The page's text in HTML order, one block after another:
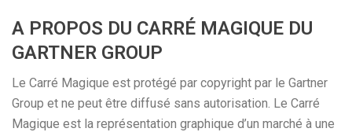
A PROPOS DU CARRÉ MAGIQUE DU
GARTNER GROUP
Le Carré Magique est protégé par copyright par le Gartner
Group et ne peut être diffusé sans autorisation. Le Carré
Magique est la représentation graphique d’un marché à une